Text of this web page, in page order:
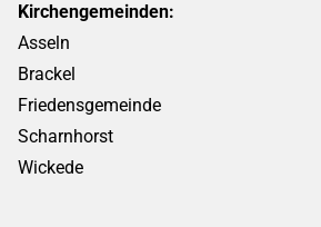
Kirchengemeinden:
Asseln
Brackel
Friedensgemeinde
Scharnhorst
Wickede